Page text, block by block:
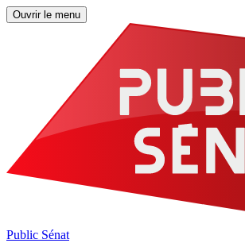
Ouvrir le menu
Public Sénat